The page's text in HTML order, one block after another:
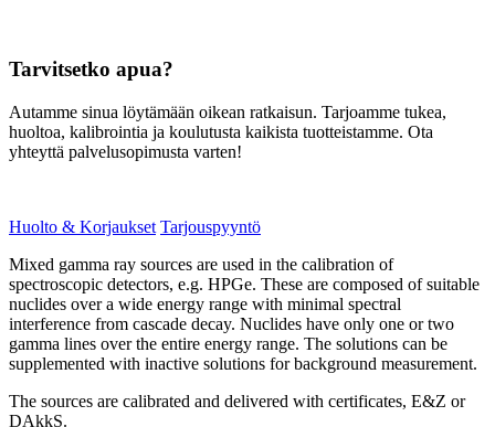
Tarvitsetko apua?
Autamme sinua löytämään oikean ratkaisun. Tarjoamme tukea,
huoltoa, kalibrointia ja koulutusta kaikista tuotteistamme. Ota
yhteyttä palvelusopimusta varten!
Huolto & Korjaukset Tarjouspyyntö
Mixed gamma ray sources are used in the calibration of
spectroscopic detectors, e.g. HPGe. These are composed of suitable
nuclides over a wide energy range with minimal spectral
interference from cascade decay. Nuclides have only one or two
gamma lines over the entire energy range. The solutions can be
supplemented with inactive solutions for background measurement.
The sources are calibrated and delivered with certificates, E&Z or
DAkkS.